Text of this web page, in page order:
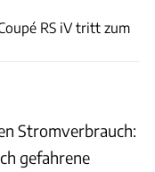
RS iV tritt zum
Stromverbrauch:
gefahrene